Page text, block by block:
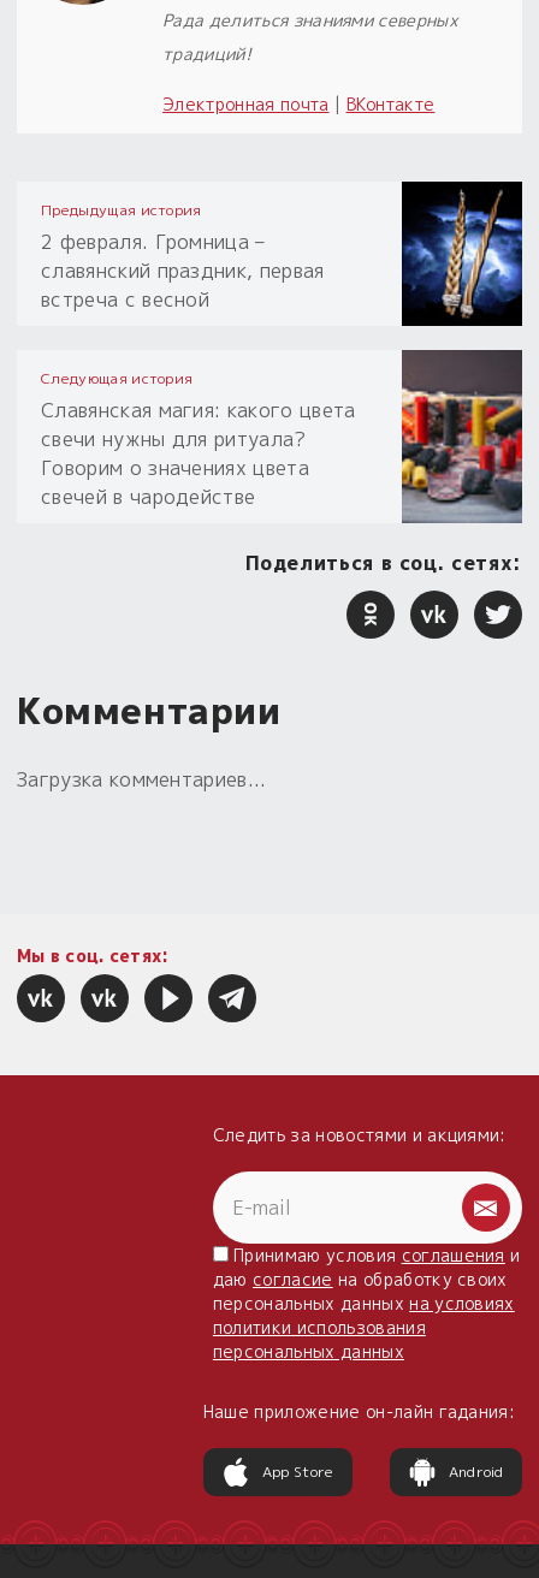
Рада делиться знаниями северных
традиций!
Электронная почта ВКонтакте
Предыдущая история
2 февраля. Громница –
славянский праздник, первая
встреча с весной
Следующая история
Славянская магия: какого цвета
свечи нужны для ритуала?
Говорим о значениях цвета
свечей в чародействе
Поделиться в соц. сетях:
Комментарии
Загрузка комментариев...
Мы в соц. сетях:
Следить за новостями и акциями:
Принимаю условия соглашения и
даю согласие на обработку своих
персональных данныхна условиях
политики использования
персональных данных
Наше приложение он-лайн гадания:
App Store Android